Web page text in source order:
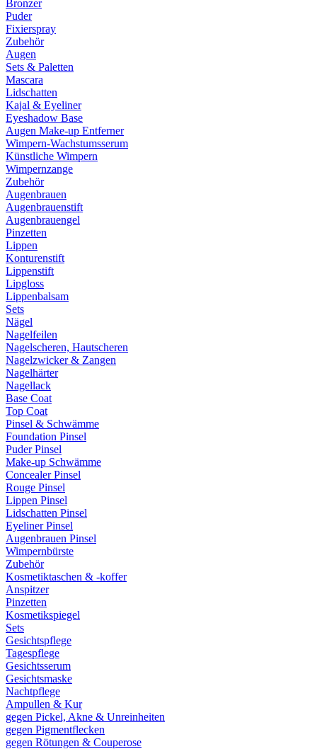
Bronzer
Puder
Fixierspray
Zubehör
Augen
Sets & Paletten
Mascara
Lidschatten
Kajal & Eyeliner
Eyeshadow Base
Augen Make-up Entferner
Wimpern-Wachstumsserum
Künstliche Wimpern
Wimpernzange
Zubehör
Augenbrauen
Augenbrauenstift
Augenbrauengel
Pinzetten
Lippen
Konturenstift
Lippenstift
Lipgloss
Lippenbalsam
Sets
Nägel
Nagelfeilen
Nagelscheren, Hautscheren
Nagelzwicker & Zangen
Nagelhärter
Nagellack
Base Coat
Top Coat
Pinsel & Schwämme
Foundation Pinsel
Puder Pinsel
Make-up Schwämme
Concealer Pinsel
Rouge Pinsel
Lippen Pinsel
Lidschatten Pinsel
Eyeliner Pinsel
Augenbrauen Pinsel
Wimpernbürste
Zubehör
Kosmetiktaschen & -koffer
Anspitzer
Pinzetten
Kosmetikspiegel
Sets
Gesichtspflege
Tagespflege
Gesichtsserum
Gesichtsmaske
Nachtpflege
Ampullen & Kur
gegen Pickel, Akne & Unreinheiten
gegen Pigmentflecken
gegen Rötungen & Couperose